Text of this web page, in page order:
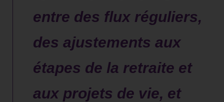
entre des flux réguliers,
des ajustements aux
étapes de la retraite et
aux projets de vie, et